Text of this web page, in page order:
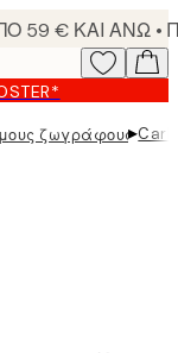
ζωγράφους▸Carl